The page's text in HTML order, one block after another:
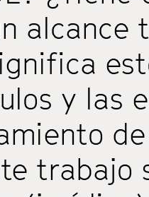
alcance
y las
trabajo